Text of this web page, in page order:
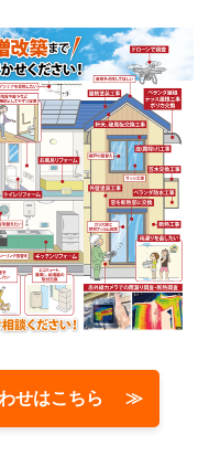
わせはこちら ≫